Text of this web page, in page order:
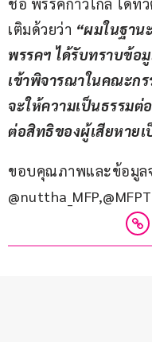
ชื่อ พรรคก้าวไกล ได้ท
เติมด้วยว่า “ผมในฐาน
พรรคฯ ได้รับทราบข้อ
เข้าพิจารณาในคณะกร
จะให้ความเป็นธรรมต่
ต่อสิทธิของผู้เสียหาย
ขอบคุณภาพและข้อมูล